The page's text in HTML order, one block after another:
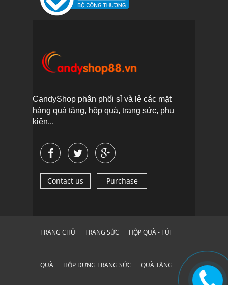
CandyShop phân phối sỉ và lẻ các mặt
hàng quà tặng, hộp quà, trang sức, phụ
kiện...
Contact us Purchase
TRANG CHỦ TRANG SỨC HỘP QUÀ - TÚI
QUÀ HỘP ĐỰNG TRANG SỨC QUÀ TẶNG